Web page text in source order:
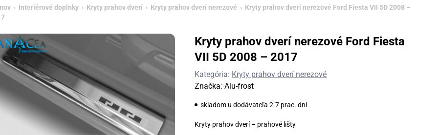
› Interiérové doplnky › Kryty prahov dverí › Kryty prahov dverí nerezové › Kryty prahov dverí nerezové Ford Fiesta VII 5D 2008 –
Kryty prahov dverí nerezové Ford Fiesta
VII 5D 2008 – 2017
Kategória: Kryty prahov dverí nerezové
Značka: Alu-frost
skladom u dodávateľa 2-7 prac. dní
Kryty prahov dverí – prahové lišty